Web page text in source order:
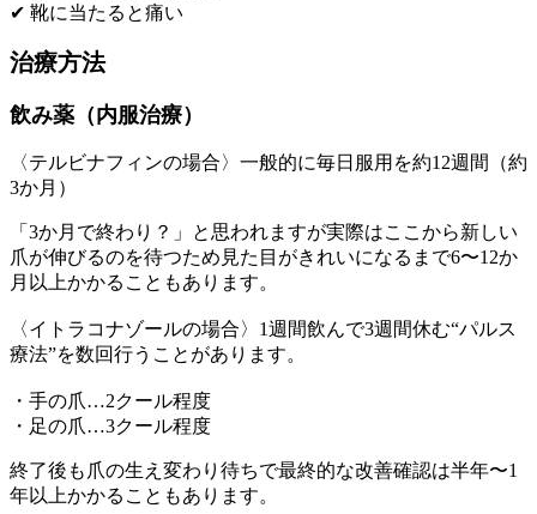
✔ 靴に当たると痛い
治療方法
飲み薬（内服治療）
〈テルビナフィンの場合〉一般的に毎日服用を約12週間（約
3か月）
「3か月で終わり？」と思われますが実際はここから新しい
爪が伸びるのを待つため見た目がきれいになるまで6〜12か
月以上かかることもあります。
〈イトラコナゾールの場合〉1週間飲んで3週間休む“パルス
療法”を数回行うことがあります。
・手の爪…2クール程度
・足の爪…3クール程度
終了後も爪の生え変わり待ちで最終的な改善確認は半年〜1
年以上かかることもあります。